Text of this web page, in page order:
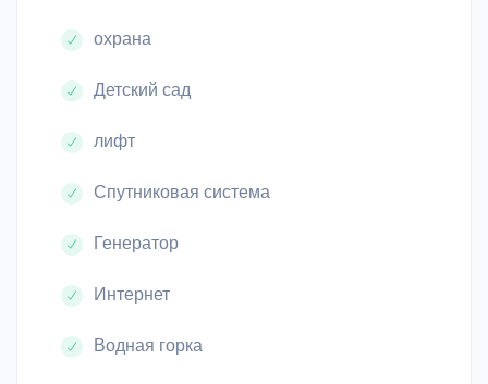
охрана
Детский сад
лифт
Спутниковая система
Генератор
Интернет
Водная горка